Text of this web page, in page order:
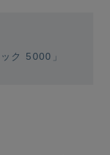
ク 5000」